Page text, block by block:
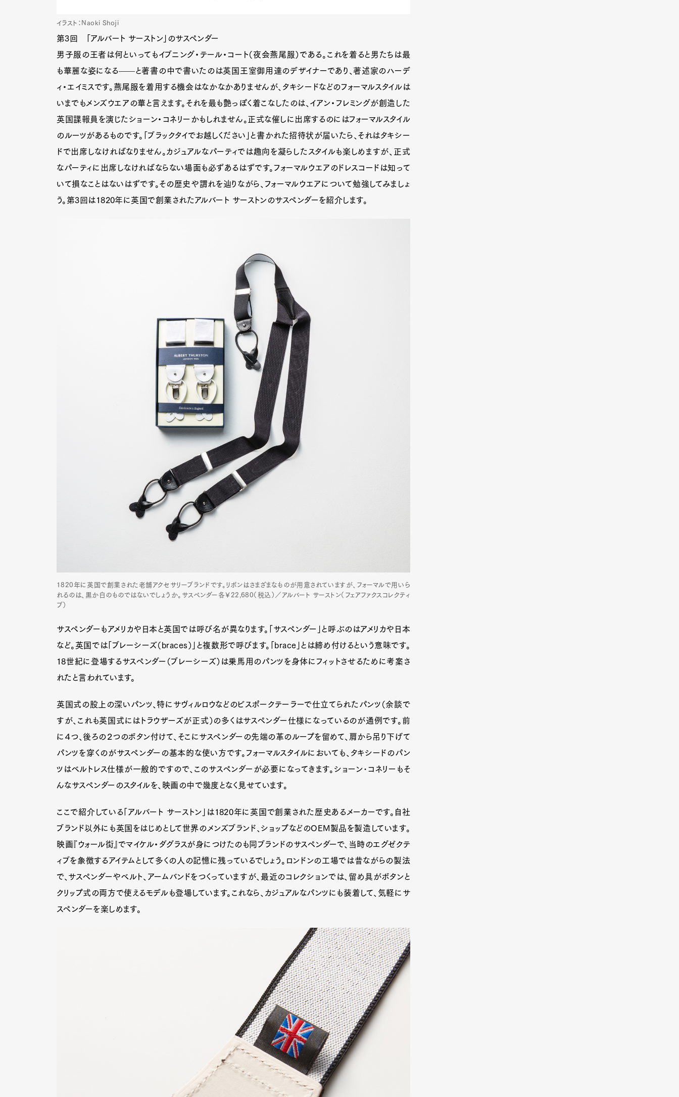
Art&Design
Gourmet
Cars
Pen Membership Magazine
Pen Meet
イラスト：Naoki Shoji
第3回 「アルバート サーストン」のサスペンダー
男子服の王者は何といってもイブニング・テール・コート（夜会燕尾服）である。これを着ると男たちは最
も華麗な姿になる——と著書の中で書いたのは英国王室御用達のデザイナーであり、著述家のハーデ
ィ・エイミスです。燕尾服を着用する機会はなかなかありませんが、タキシードなどのフォーマルスタイルは
いまでもメンズウエアの華と言えます。それを最も艶っぽく着こなしたのは、イアン・フレミングが創造した
英国諜報員を演じたショーン・コネリーかもしれません。正式な催しに出席するのにはフォーマルスタイル
のルーツがあるものです。「ブラックタイでお越しください」と書かれた招待状が届いたら、それはタキシー
ドで出席しなければなりません。カジュアルなパーティでは趣向を凝らしたスタイルも楽しめますが、正式
なパーティに出席しなければならない場面も必ずあるはずです。フォーマルウエアのドレスコードは知って
いて損なことはないはずです。その歴史や謂れを辿りながら、フォーマルウエアについて勉強してみましょ
う。第3回は1820年に英国で創業されたアルバート サーストンのサスペンダーを紹介します。
1820年に英国で創業された老舗アクセサリーブランドです。リボンはさまざまなものが用意されていますが、フォーマルで用いら
れるのは、黒か白のものではないでしょうか。サスペンダー各￥22,680（税込）／アルバート サーストン（フェアファクスコレクティ
ブ）
サスペンダーもアメリカや日本と英国では呼び名が異なります。「サスペンダー」と呼ぶのはアメリカや日本
など。英国では「ブレーシーズ（braces）」と複数形で呼びます。「brace」とは締め付けるという意味です。
18世紀に登場するサスペンダー（ブレーシーズ）は乗馬用のパンツを身体にフィットさせるために考案さ
れたと言われています。
英国式の股上の深いパンツ、特にサヴィルロウなどのビスポークテーラーで仕立てられたパンツ（余談で
すが、これも英国式にはトラウザーズが正式）の多くはサスペンダー仕様になっているのが通例です。前
に４つ、後ろの２つのボタン付けて、そこにサスペンダーの先端の革のループを留めて、肩から吊り下げて
パンツを穿くのがサスペンダーの基本的な使い方です。フォーマルスタイルにおいても、タキシードのパン
ツはベルトレス仕様が一般的ですので、このサスペンダーが必要になってきます。ショーン･コネリーもそ
んなサスペンダーのスタイルを、映画の中で幾度となく見せています。
ここで紹介している「アルバート サーストン」は1820年に英国で創業された歴史あるメーカーです。自社
ブランド以外にも英国をはじめとして世界のメンズブランド、ショップなどのOEM製品を製造しています。
映画『ウォール街』でマイケル・ダグラスが身につけたのも同ブランドのサスペンダーで、当時のエグゼクテ
ィブを象徴するアイテムとして多くの人の記憶に残っているでしょう。ロンドンの工場では昔ながらの製法
で、サスペンダーやベルト、アームバンドをつくっていますが、最近のコレクションでは、留め具がボタンと
クリップ式の両方で使えるモデルも登場しています。これなら、カジュアルなパンツにも装着して、気軽にサ
スペンダーを楽しめます。